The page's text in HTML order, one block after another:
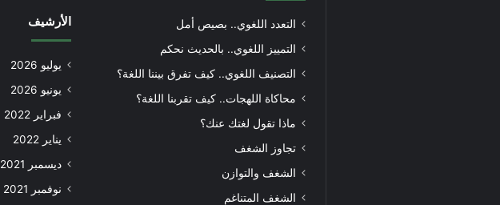
التعدد اللغوي.. بصيص أمل
التمييز اللغوي.. بالحديث نحكم
التصنيف اللغوي.. كيف تفرق بيننا اللغة؟
محاكاة اللهجات.. كيف تقربنا اللغة؟
ماذا تقول لغتك عنك؟
تجاوز الشغف
الشغف والتوازن
الشغف المتناغم
الأرشيف
يوليو 2026
يونيو 2026
فبراير 2022
يناير 2022
ديسمبر 2021
نوفمبر 2021